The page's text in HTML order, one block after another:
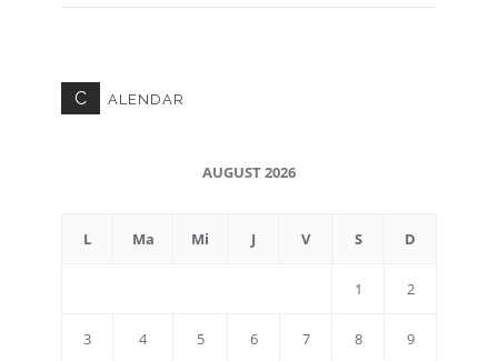
C ALENDAR
AUGUST 2026
L Ma Mi J V S D
1 2
3 4 5 6 7 8 9